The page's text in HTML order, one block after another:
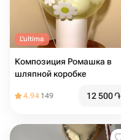
L'ultima
Композиция Ромашка в
шляпной коробке
4.94 149 12 500֏